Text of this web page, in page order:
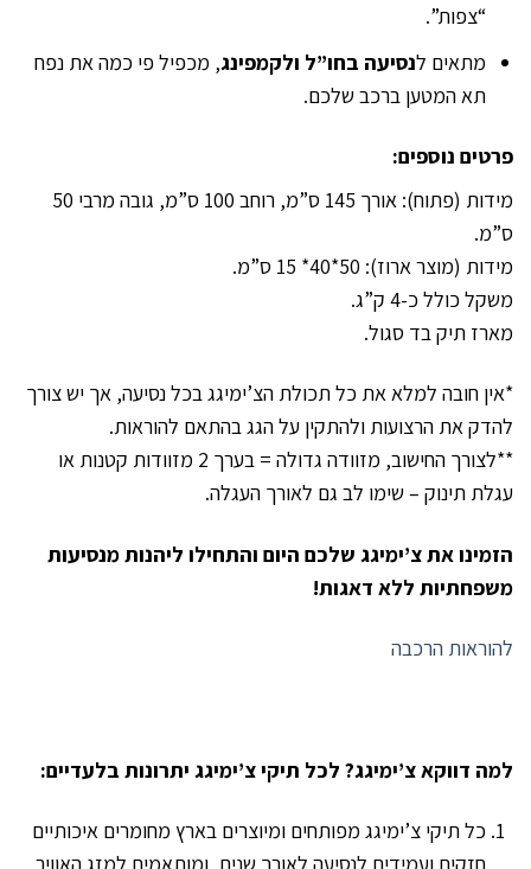
“צפות”.
מתאים לנסיעה בחו”ל ולקמפינג, מכפיל פי כמה את נפח
תא המטען ברכב שלכם.
פרטים נוספים:
מידות (פתוח): אורך 145 ס”מ, רוחב 100 ס”מ, גובה מרבי 50
ס”מ.
מידות (מוצר ארוז): 50*40* 15 ס”מ.
משקל כולל כ-4 ק”ג.
מארז תיק בד סגול.
*אין חובה למלא את כל תכולת הצ’ימיגג בכל נסיעה, אך יש צורך
להדק את הרצועות ולהתקין על הגג בהתאם להוראות.
**לצורך החישוב, מזוודה גדולה = בערך 2 מזוודות קטנות או
עגלת תינוק – שימו לב גם לאורך העגלה.
הזמינו את צ’ימיגג שלכם היום והתחילו ליהנות מנסיעות
משפחתיות ללא דאגות!
להוראות הרכבה
למה דווקא צ’ימיגג? לכל תיקי צ’ימיגג יתרונות בלעדיים:
כל תיקי צ’ימיגג מפותחים ומיוצרים בארץ מחומרים איכותיים